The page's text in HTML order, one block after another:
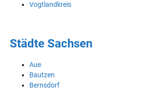
Vogtlandkreis
Städte Sachsen
Aue
Bautzen
Bernsdorf